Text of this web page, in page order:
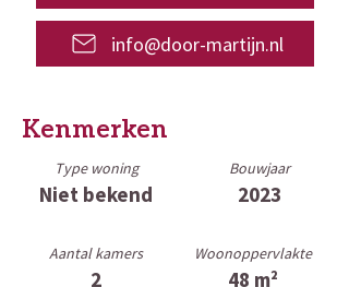
info@door-martijn.nl
Kenmerken
Type woning
Niet bekend
Bouwjaar
2023
Aantal kamers
2
Woonoppervlakte
48 m²